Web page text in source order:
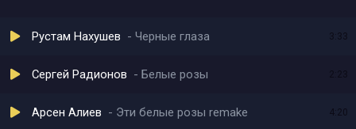
Рустам Нахушев Черные глаза 3:33
Сергей Радионов Белые розы
Арсен Алиев Эти белые розы remake 4:20